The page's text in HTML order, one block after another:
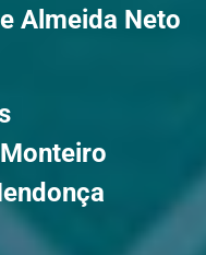
Almeida Neto